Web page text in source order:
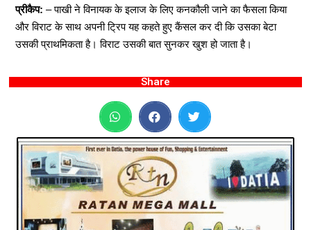
प्रीकैप: – पाखी ने विनायक के इलाज के लिए कनकौली जाने का फैसला किया
और विराट के साथ अपनी ट्रिप यह कहते हुए कैंसल कर दी कि उसका बेटा
उसकी प्राथमिकता है। विराट उसकी बात सुनकर खुश हो जाता है।
Share